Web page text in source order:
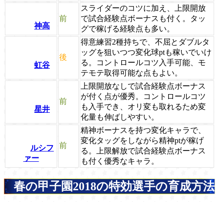
神高
前
スライダーのコツに加え、上限開放
で試合経験点ボーナスも付く。タッ
グで稼げる経験点も多い。
虹谷
後
得意練習2種持ちで、不屈とダブルタ
ッグを狙いつつ変化球ptも稼いでいけ
る。コントロールコツ入手可能、モ
テモテ取得可能な点もよい。
星井
前
上限開放なしで試合経験点ボーナス
が付く点が優秀。コントロールコツ
も入手でき、オリ変も取れるため変
化量も伸ばしやすい。
ルシフ
ァー
前
精神ボーナスを持つ変化キャラで、
変化タッグをしながら精神ptが稼げ
る。上限解放で試合経験点ボーナス
も付く優秀なキャラ。
春の甲子園2018の特効選手の育成方法